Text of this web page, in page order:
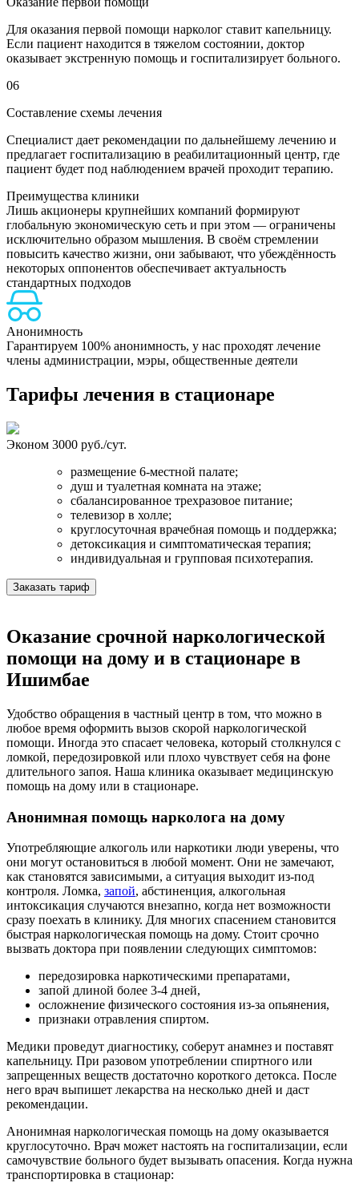
Для оказания первой помощи нарколог ставит капельницу.
Если пациент находится в тяжелом состоянии, доктор
оказывает экстренную помощь и госпитализирует больного.
06
Составление схемы лечения
Специалист дает рекомендации по дальнейшему лечению и
предлагает госпитализацию в реабилитационный центр, где
пациент будет под наблюдением врачей проходит терапию.
Преимущества клиники
Лишь акционеры крупнейших компаний формируют
глобальную экономическую сеть и при этом — ограничены
исключительно образом мышления. В своём стремлении
повысить качество жизни, они забывают, что убеждённость
некоторых оппонентов обеспечивает актуальность
стандартных подходов
Анонимность
Гарантируем 100% анонимность, у нас проходят лечение
члены администрации, мэры, общественные деятели
Тарифы лечения в стационаре
Эконом 3000 руб./сут.
размещение 6-местной палате;
душ и туалетная комната на этаже;
сбалансированное трехразовое питание;
телевизор в холле;
круглосуточная врачебная помощь и поддержка;
детоксикация и симптоматическая терапия;
индивидуальная и групповая психотерапия.
Заказать тариф
Оказание срочной наркологической
помощи на дому и в стационаре в
Ишимбае
Удобство обращения в частный центр в том, что можно в
любое время оформить вызов скорой наркологической
помощи. Иногда это спасает человека, который столкнулся с
ломкой, передозировкой или плохо чувствует себя на фоне
длительного запоя. Наша клиника оказывает медицинскую
помощь на дому или в стационаре.
Анонимная помощь нарколога на дому
Употребляющие алкоголь или наркотики люди уверены, что
они могут остановиться в любой момент. Они не замечают,
как становятся зависимыми, а ситуация выходит из-под
контроля. Ломка, запой, абстиненция, алкогольная
интоксикация случаются внезапно, когда нет возможности
сразу поехать в клинику. Для многих спасением становится
быстрая наркологическая помощь на дому. Стоит срочно
вызвать доктора при появлении следующих симптомов:
передозировка наркотическими препаратами,
запой длиной более 3-4 дней,
осложнение физического состояния из-за опьянения,
признаки отравления спиртом.
Медики проведут диагностику, соберут анамнез и поставят
капельницу. При разовом употреблении спиртного или
запрещенных веществ достаточно короткого детокса. После
него врач выпишет лекарства на несколько дней и даст
рекомендации.
Анонимная наркологическая помощь на дому оказывается
круглосуточно. Врач может настоять на госпитализации, если
самочувствие больного будет вызывать опасения. Когда нужна
транспортировка в стационар: